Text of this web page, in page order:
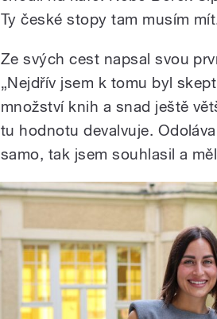
Ty české stopy tam musím
Ze svých cest napsal svou
„Nejdřív jsem k tomu byl
množství knih a snad ještě
tu hodnotu devalvuje.
samo, tak jsem souhlasil a